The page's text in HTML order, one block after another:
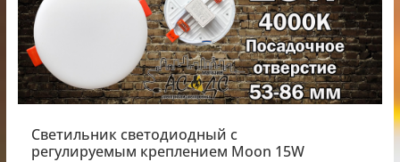
Светильник светодиодный с
регулируемым креплением Moon 15W